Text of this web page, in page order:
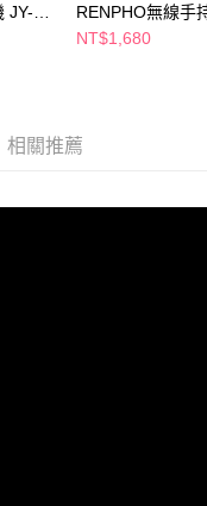
失，本公司不負相關責
若發現惡意使用之情形，
JY-
RENPHO無線手
摩器-白
NT$1,680
相關推薦